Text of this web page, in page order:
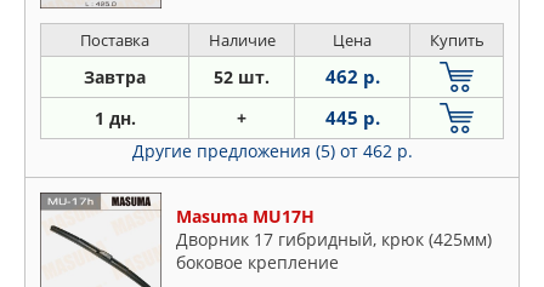
Поставка Наличие Цена Купить
Завтра 52 шт. 462 р.
1 дн. + 445 р.
Другие предложения (5) от 462 р.
Masuma MU17H
Дворник 17 гибридный, крюк (425мм)
боковое крепление